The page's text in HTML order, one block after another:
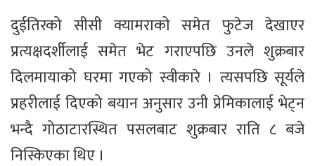
दुईतिरको सीसी क्यामराको समेत फुटेज देखाएर
प्रत्यक्षदर्शीलाई समेत भेट गराएपछि उनले शुक्रबार
दिलमायाको घरमा गएको स्वीकारे । त्यसपछि सूर्यले
प्रहरीलाई दिएको बयान अनुसार उनी प्रेमिकालाई भेट्न
भन्दै गोठाटारस्थित पसलबाट शुक्रबार राति ८ बजे
निस्किएका थिए ।